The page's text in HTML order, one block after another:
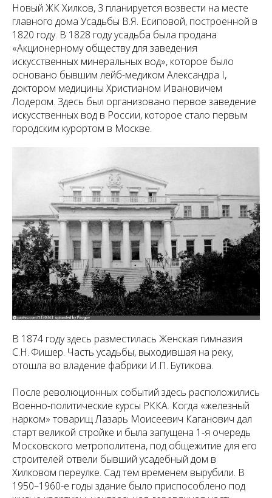
Новый ЖК Хилков, 3 планируется возвести на месте
главного дома Усадьбы В.Я. Есиповой, построенной в
1820 году. В 1828 году усадьба была продана
«Акционерному обществу для заведения
искусственных минеральных вод», которое было
основано бывшим лейб-медиком Александра I,
доктором медицины Христианом Ивановичем
Лодером. Здесь был организовано первое заведение
искусственных вод в России, которое стало первым
городским курортом в Москве.
В 1874 году здесь разместилась Женская гимназия
С.Н. Фишер. Часть усадьбы, выходившая на реку,
отошла во владение фабрики И.П. Бутикова.
После революционных событий здесь расположились
Военно-политические курсы РККА. Когда «железный
нарком» товарищ Лазарь Моисеевич Каганович дал
старт великой стройке и была запущена 1-я очередь
Московского метрополитена, под общежитие для его
строителей отвели бывший усадебный дом в
Хилковом переулке. Сад тем временем вырубили. В
1950–1960-е годы здание было приспособлено под